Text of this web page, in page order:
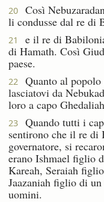
20
Così
li condusse dal re di
21
e il re di
di Hamath. Così
paese.
22
Quanto al popolo
lasciatovi da
loro a capo
23
Quando tutti i
sentirono che il re di
governatore, si
erano Ishmael figlio
Kareah, Seraiah
Jaazaniah figlio di
uomini.